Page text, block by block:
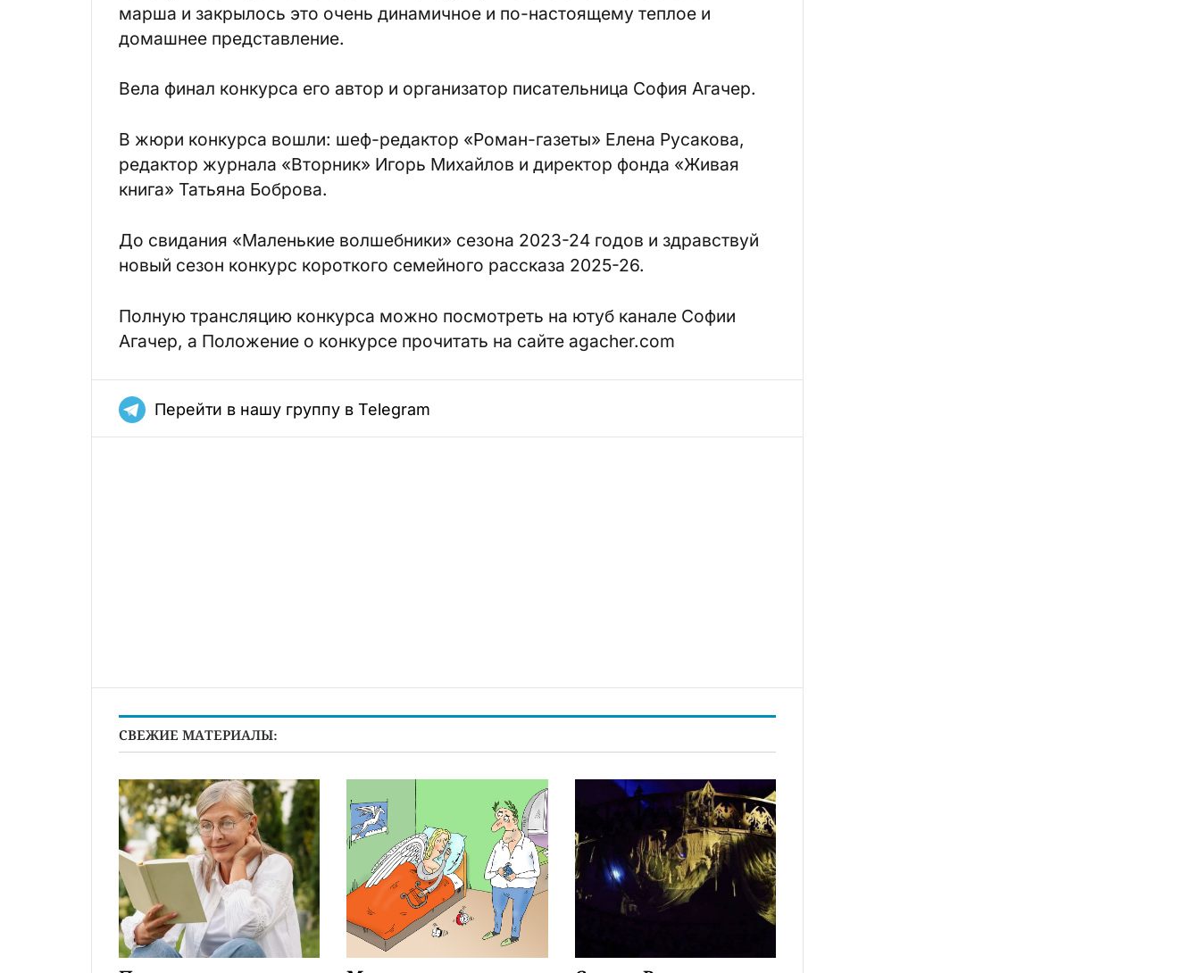
марша и закрылось это очень динамичное и по-настоящему теплое и
домашнее представление.
Вела финал конкурса его автор и организатор писательница София Агачер.
В жюри конкурса вошли: шеф-редактор «Роман-газеты» Елена Русакова,
редактор журнала «Вторник» Игорь Михайлов и директор фонда «Живая
книга» Татьяна Боброва.
До свидания «Маленькие волшебники» сезона 2023-24 годов и здравствуй
новый сезон конкурс короткого семейного рассказа 2025-26.
Полную трансляцию конкурса можно посмотреть на ютуб канале Софии
Агачер, а Положение о конкурсе прочитать на сайте agacher.com
Перейти в нашу группу в Telegram
СВЕЖИЕ МАТЕРИАЛЫ: